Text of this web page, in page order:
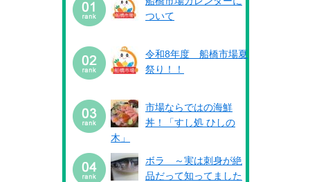
ついて
令和8年度 船橋市場夏
祭り！！
市場ならではの海鮮
丼！「すし処 ひしの
木」
ボラ ～実は刺身が絶
品だって知ってました